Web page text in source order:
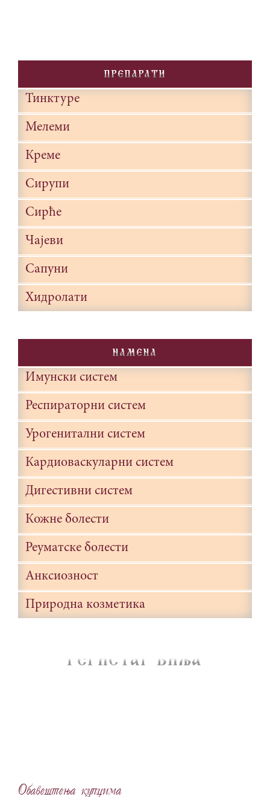
PREPARATI
Тинктуре
Мелеми
Креме
Сирупи
Сирће
Чајеви
Сапуни
Хидролати
NAMENA
Имунски систем
Респираторни систем
Урогенитални систем
Кардиоваскуларни систем
Дигестивни систем
Кожне болести
Реуматске болести
Анксиозност
Природна козметика
REGISTAR BIQA
Obave{tewa kupcima